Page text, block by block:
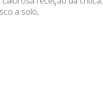
a solo,